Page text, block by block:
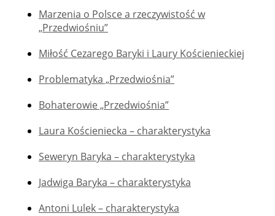
Marzenia o Polsce a rzeczywistość w
„Przedwiośniu”
Miłość Cezarego Baryki i Laury Kościenieckiej
Problematyka „Przedwiośnia”
Bohaterowie „Przedwiośnia”
Laura Kościeniecka – charakterystyka
Seweryn Baryka – charakterystyka
Jadwiga Baryka – charakterystyka
Antoni Lulek – charakterystyka